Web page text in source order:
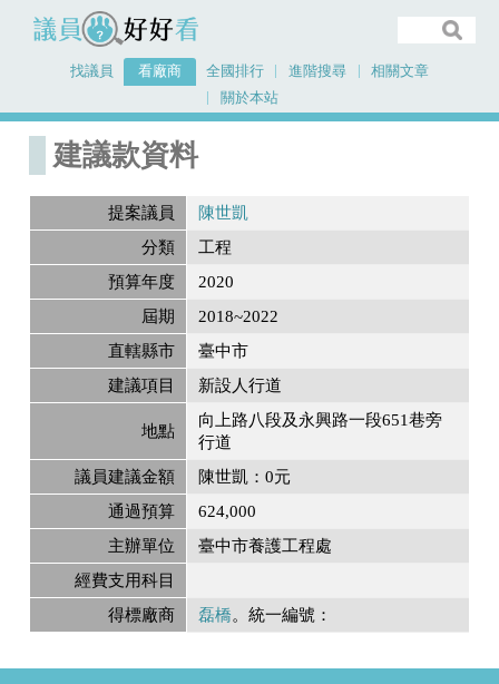
議員好好看
找議員 看廠商 全國排行 進階搜尋
相關文章
關於本站
首頁
建議款資料
提案議員
陳世凱
分類
工程
預算年度
2020
屆期
2018~2022
直轄縣市
臺中市
建議項目
新設人行道
地點
向上路八段及永興路一段651巷旁
行道
議員建議金額
陳世凱：0元
通過預算
624,000
主辦單位
臺中市養護工程處
經費支用科目
得標廠商
磊橋。統一編號：